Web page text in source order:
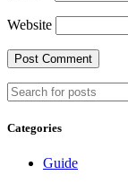
Website
Categories
Guide